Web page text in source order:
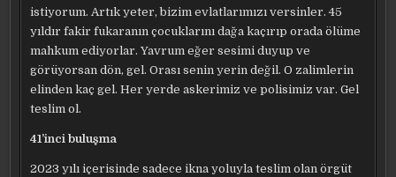
istiyorum. Artık yeter, bizim evlatlarımızı versinler. 45
yıldır fakir fukaranın çocuklarını dağa kaçırıp orada ölüme
mahkum ediyorlar. Yavrum eğer sesimi duyup ve
görüyorsan dön, gel. Orası senin yerin değil. O zalimlerin
elinden kaç gel. Her yerde askerimiz ve polisimiz var. Gel
teslim ol.
41’inci buluşma
2023 yılı içerisinde sadece ikna yoluyla teslim olan örgüt